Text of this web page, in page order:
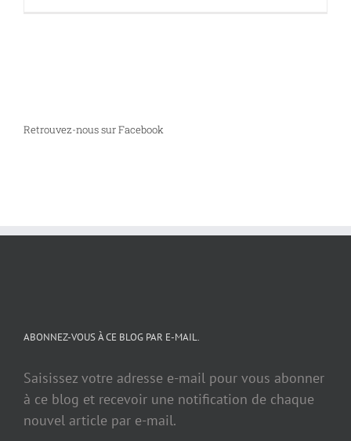
Retrouvez-nous sur Facebook
ABONNEZ-VOUS À CE BLOG PAR E-MAIL.
Saisissez votre adresse e-mail pour vous abonner
à ce blog et recevoir une notification de chaque
nouvel article par e-mail.